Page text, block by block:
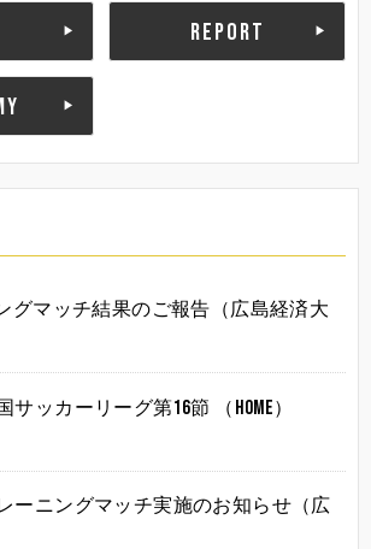
REPORT
グマッチ結果のご報告（広島経済大
サッカーリーグ第16節 （HOME）
ーニングマッチ実施のお知らせ（広